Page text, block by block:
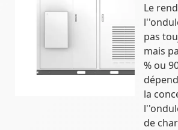
Le
pas
mais
% ou
la
de